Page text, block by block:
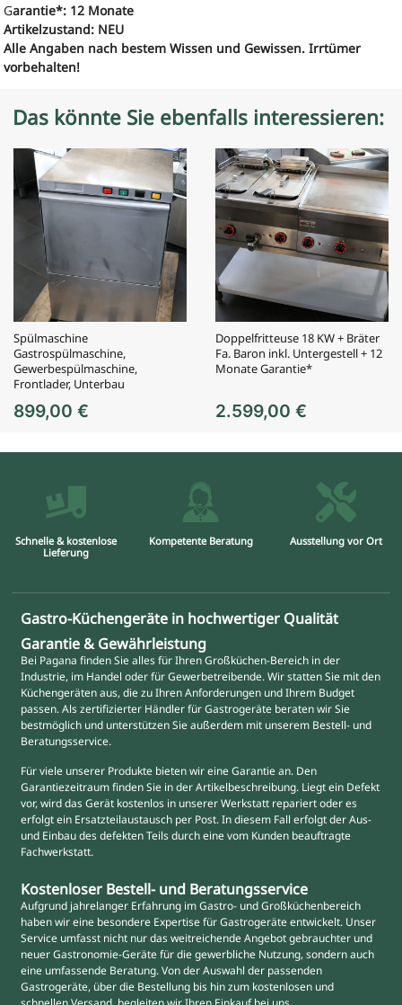
Garantie*: 12 Monate
Artikelzustand: NEU
Alle Angaben nach bestem Wissen und Gewissen. Irrtümer
vorbehalten!
Das könnte Sie ebenfalls interessieren:
Spülmaschine
Gastrospülmaschine,
Gewerbespülmaschine,
Frontlader, Unterbau
899,00€
Doppelfritteuse 18 KW + Bräter
Fa. Baron inkl. Untergestell + 12
Monate Garantie*
2.599,00 €
Schnelle & kostenlose
Lieferung
Kompetente Beratung Ausstellung vor Ort
Gastro-Küchengeräte in hochwertiger Qualität
Garantie & Gewährleistung
Bei Pagana finden Sie alles für Ihren Großküchen-Bereich in der
Industrie, im Handel oder für Gewerbetreibende. Wir statten Sie mit den
Küchengeräten aus, die zu Ihren Anforderungen und Ihrem Budget
passen. Als zertifizierter Händler für Gastrogeräte beraten wir Sie
bestmöglich und unterstützen Sie außerdem mit unserem Bestell- und
Beratungsservice.
Für viele unserer Produkte bieten wir eine Garantie an. Den
Garantiezeitraum finden Sie in der Artikelbeschreibung. Liegt ein Defekt
vor, wird das Gerät kostenlos in unserer Werkstatt repariert oder es
erfolgt ein Ersatzteilaustausch per Post. In diesem Fall erfolgt der Aus-
und Einbau des defekten Teils durch eine vom Kunden beauftragte
Fachwerkstatt.
Kostenloser Bestell- und Beratungsservice
Aufgrund jahrelanger Erfahrung im Gastro- und Großküchenbereich
haben wir eine besondere Expertise für Gastrogeräte entwickelt. Unser
Service umfasst nicht nur das weitreichende Angebot gebrauchter und
neuer Gastronomie-Geräte für die gewerbliche Nutzung, sondern auch
eine umfassende Beratung. Von der Auswahl der passenden
Gastrogeräte, über die Bestellung bis hin zum kostenlosen und